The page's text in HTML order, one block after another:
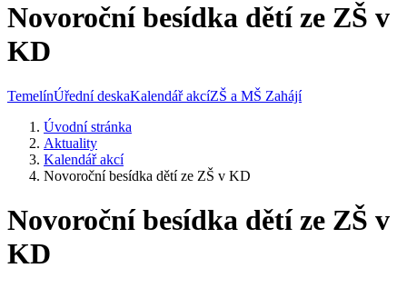
Novoroční besídka dětí ze ZŠ v
KD
TemelínÚřední deskaKalendář akcíZŠ a MŠ Zahájí
Úvodní stránka
Aktuality
Kalendář akcí
Novoroční besídka dětí ze ZŠ v KD
Novoroční besídka dětí ze ZŠ v
KD